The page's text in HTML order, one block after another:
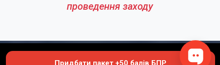
проведення заходу
Придбати пакет +50 балів БПР